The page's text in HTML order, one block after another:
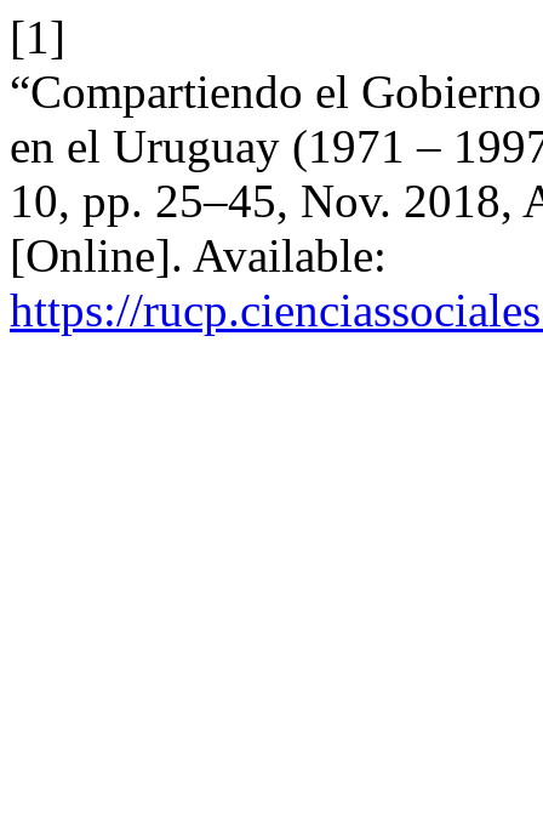
[1]
“Compartiendo el
en el Uruguay (1971 –
10, pp. 25–45, Nov. 2018,
[Online]. Available:
https://